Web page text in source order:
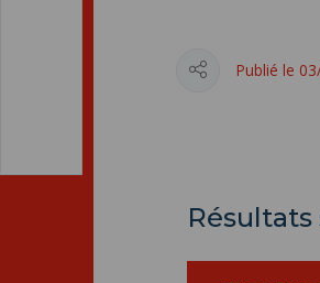
Publié le
Résultats